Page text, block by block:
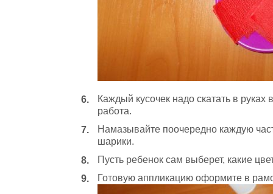
Каждый кусочек надо скатать в
работа.
Намазывайте поочередно каждую
шарики.
Пусть ребенок сам выберет, какие
Готовую аппликацию оформите в